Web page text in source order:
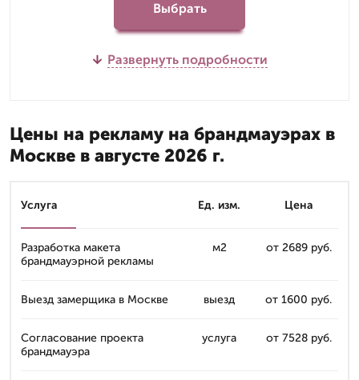
Выбрать
Развернуть подробности
Цены на рекламу на брандмауэрах в
Москве в августе 2026 г.
Услуга Ед. изм. Цена
Разработка макета
брандмауэрной рекламы
м2 от 2689 руб.
Выезд замерщика в Москве выезд от 1600 руб.
Согласование проекта
брандмауэра
услуга от 7528 руб.